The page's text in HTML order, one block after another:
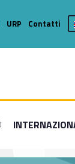
36
primary-
Link identifier
URP Contatti